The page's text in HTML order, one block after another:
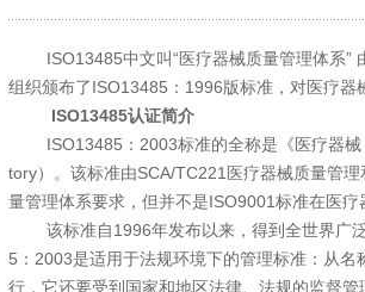
ISO13485中文叫“医疗器械质量管理体系”
组织颁布了ISO13485：1996版标准，对医疗器
ISO13485认证简介
ISO13485：2003标准的全称是《医疗器械
tory）。该标准由SCA/TC221医疗器械质量管
量管理体系要求，但并不是ISO9001标准在医疗
该标准自1996年发布以来，得到全世界广泛
5：2003是适用于法规环境下的管理标准：从
行，它还要受到国家和地区法律、法规的监督